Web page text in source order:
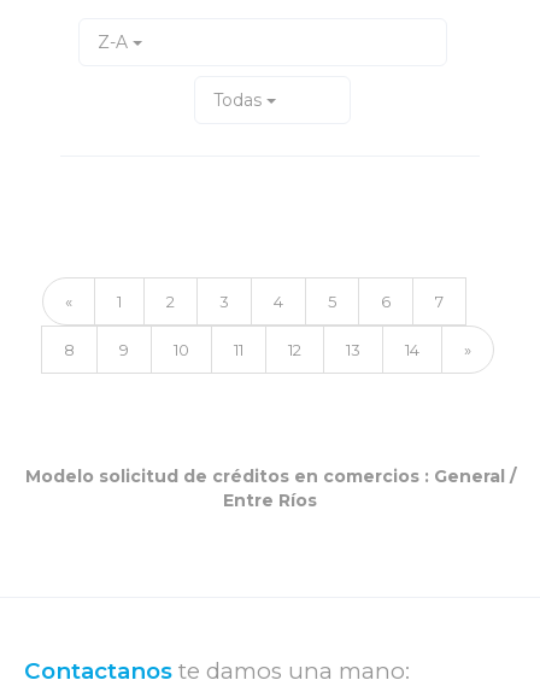
Z-A
Todas
« 1 2 3 4 5 6 7
8 9 10 11 12 13 14 »
Modelo solicitud de créditos en comercios : General /
Entre Ríos
Contactanos te damos una mano: